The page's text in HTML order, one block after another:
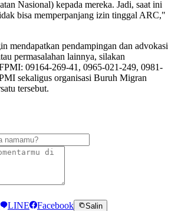
Nasional) kepada mereka. Jadi, saat ini
bisa memperpanjang izin tinggal ARC,"
mendapatkan pendampingan dan advokasi
permasalahan lainnya, silakan
09164-269-41, 0965-021-249, 0981-
sekaligus organisasi Buruh Migran
tersebut.
LINE Facebook Salin